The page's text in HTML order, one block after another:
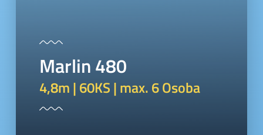
Marlin 480
4,8m | 60KS | max. 6 Osoba